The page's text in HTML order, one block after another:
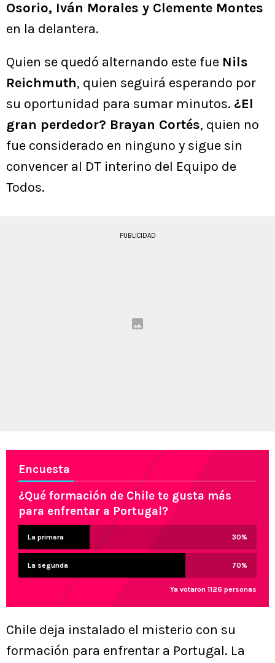
Osorio, Iván Morales y Clemente Montes
en la delantera.
Quien se quedó alternando este fue Nils
Reichmuth, quien seguirá esperando por
su oportunidad para sumar minutos. ¿El
gran perdedor? Brayan Cortés, quien no
fue considerado en ninguno y sigue sin
convencer al DT interino del Equipo de
Todos.
PUBLICIDAD
Encuesta
¿Qué formación de Chile te gusta más
para enfrentar a Portugal?
La primera 30%
La segunda 70%
Ya votaron 1126 personas
Chile deja instalado el misterio con su
formación para enfrentar a Portugal. La